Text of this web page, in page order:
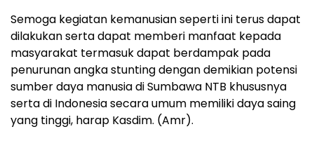
Semoga kegiatan kemanusian seperti ini terus dapat
dilakukan serta dapat memberi manfaat kepada
masyarakat termasuk dapat berdampak pada
penurunan angka stunting dengan demikian potensi
sumber daya manusia di Sumbawa NTB khususnya
serta di Indonesia secara umum memiliki daya saing
yang tinggi, harap Kasdim. (Amr).